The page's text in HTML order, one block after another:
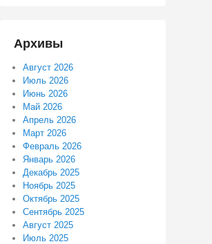
Архивы
Август 2026
Июль 2026
Июнь 2026
Май 2026
Апрель 2026
Март 2026
Февраль 2026
Январь 2026
Декабрь 2025
Ноябрь 2025
Октябрь 2025
Сентябрь 2025
Август 2025
Июль 2025